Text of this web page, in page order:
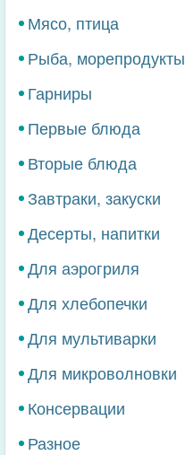
Мясо, птица
Рыба, морепродукты
Гарниры
Первые блюда
Вторые блюда
Завтраки, закуски
Десерты, напитки
Для аэрогриля
Для хлебопечки
Для мультиварки
Для микроволновки
Консервации
Разное